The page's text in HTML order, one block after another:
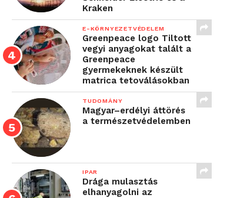
Kraken
E-KÖRNYEZETVÉDELEM
Greenpeace logo Tiltott
vegyi anyagokat talált a
Greenpeace
gyermekeknek készült
matrica tetoválásokban
TUDOMÁNY
Magyar–erdélyi áttörés
a természetvédelemben
IPAR
Drága mulasztás
elhanyagolni az